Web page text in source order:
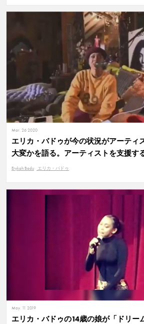
Mar. 26 2020
エリカ・バドゥが今の状況がアーティ
大変かを語る。アーティストを支援す
Erykah Badu エリカ・バドゥ
May. 11 2019
エリカ・バドゥの14歳の娘が「ドリー